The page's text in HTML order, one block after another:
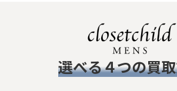
選べる４つの買